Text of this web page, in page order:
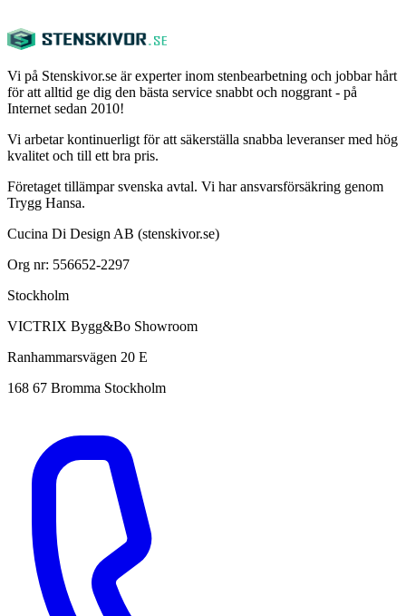
Vi på Stenskivor.se är experter inom stenbearbetning och jobbar hårt
för att alltid ge dig den bästa service snabbt och noggrant - på
Internet sedan 2010!
Vi arbetar kontinuerligt för att säkerställa snabba leveranser med hög
kvalitet och till ett bra pris.
Företaget tillämpar svenska avtal. Vi har ansvarsförsäkring genom
Trygg Hansa.
Cucina Di Design AB (stenskivor.se)
Org nr: 556652-2297
Stockholm
VICTRIX Bygg&Bo Showroom
Ranhammarsvägen 20 E
168 67 Bromma Stockholm